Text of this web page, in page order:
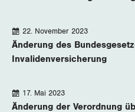
Änderung des
Invalidenversicherung
22. November 2023
Änderung der Verordnung
17. Mai 2023